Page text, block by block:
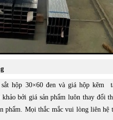
sắt hộp 30×60 đen và giá hộp kẽm
bởi giá sản phẩm luôn thay đổi
phẩm. Mọi thắc mắc vui lòng liên hệ